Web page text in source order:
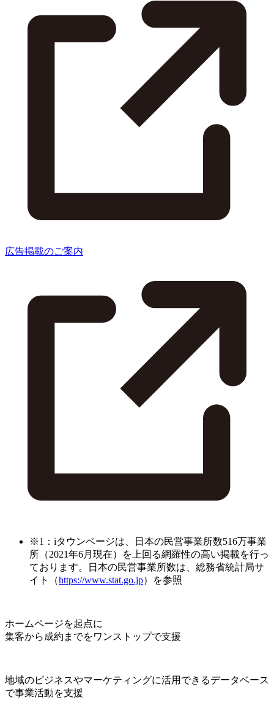
広告掲載のご案内
※1：iタウンページは、日本の民営事業所数516万事業
所（2021年6月現在）を上回る網羅性の高い掲載を行っ
ております。日本の民営事業所数は、総務省統計局サ
イト（https://www.stat.go.jp）を参照
ホームページを起点に
集客から成約までをワンストップで支援
地域のビジネスやマーケティングに活用できるデータベース
で事業活動を支援